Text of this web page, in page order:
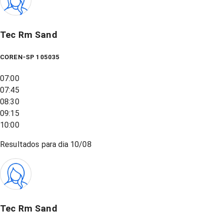
Tec Rm Sand
COREN-SP 105035
07:00
07:45
08:30
09:15
10:00
Resultados para dia 10/08
Tec Rm Sand